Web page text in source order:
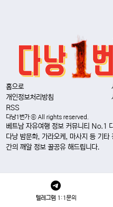
홈으로
개인정보처리방침
RSS
다낭1번가 ⓒ All rights reserved.
베트남 자유여행 정보 커뮤니티 No.1
다낭 밤문화, 가라오케, 마사지 등 기
간의 깨알 정보 꿀공유 해드립니다.
텔레그램 1:1문의